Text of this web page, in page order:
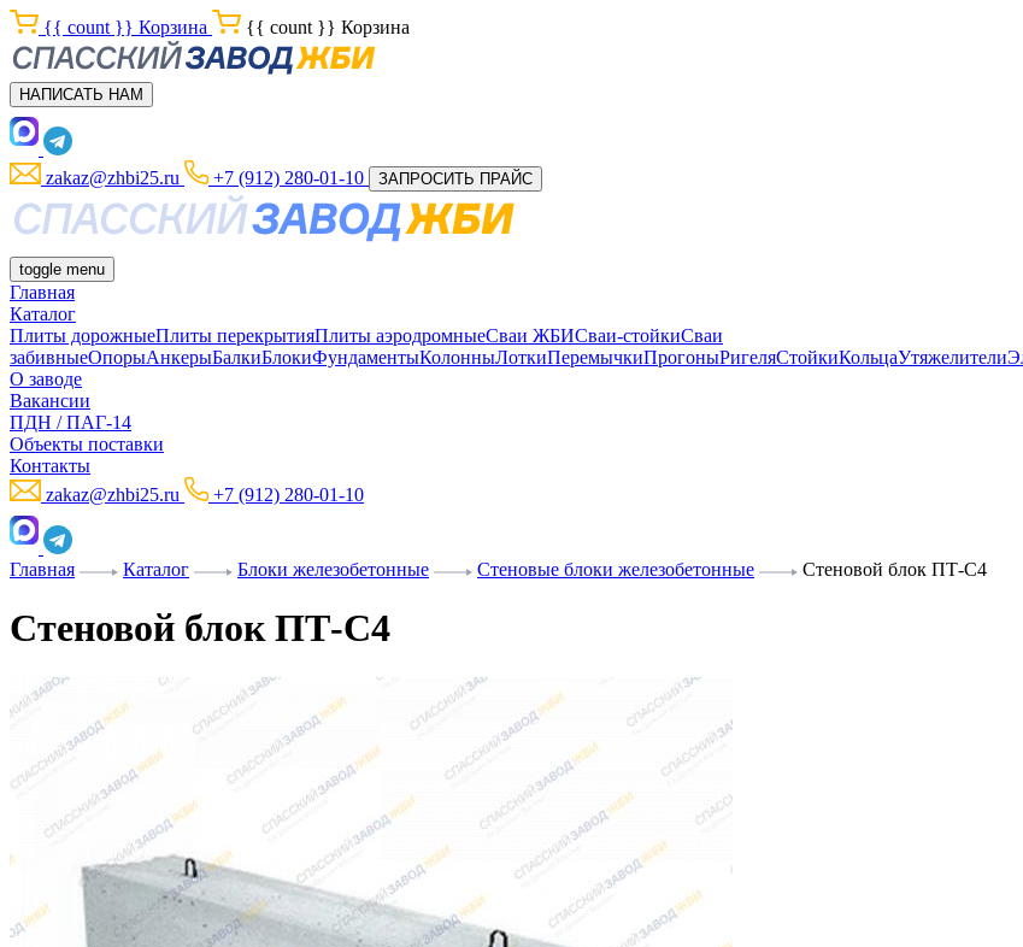
{{ count }} Корзина {{ count }} Корзина
НАПИСАТЬ НАМ
zakaz@zhbi25.ru +7 (912) 280-01-10 ЗАПРОСИТЬ ПРАЙС
toggle menu
Главная
Каталог
Плиты дорожныеПлиты перекрытияПлиты аэродромныеСваи ЖБИСваи-стойкиСваи
забивныеОпорыАнкерыБалкиБлокиФундаментыКолонныЛоткиПеремычкиПрогоныРигеляСтойкиКольцаУтяжелители
О заводе
Вакансии
ПДН / ПАГ-14
Объекты поставки
Контакты
zakaz@zhbi25.ru
+7 (912) 280-01-10
Главная Каталог Блоки железобетонные Стеновые блоки железобетонные Стеновой блок ПТ-С4
Стеновой блок ПТ-С4